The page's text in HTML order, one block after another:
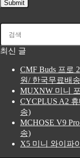
최신 글
CMF Buds 프로
원/ 한국무료배
MUXNW 미니
CYCPLUS A2
송)
MCHOSE V9
송)
X5 미니 와이파